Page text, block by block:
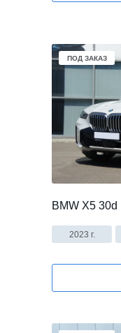
BMW X5 30d
ПОД ЗАКАЗ
2023 г.